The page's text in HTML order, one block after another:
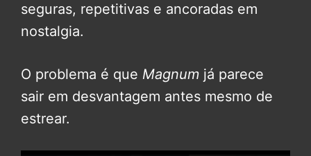
seguras, repetitivas e ancoradas em
nostalgia.
O problema é que Magnum já parece
sair em desvantagem antes mesmo de
estrear.